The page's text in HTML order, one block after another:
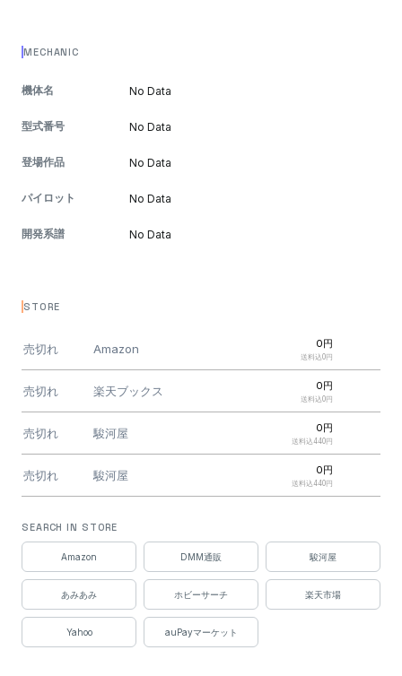
MECHANIC
機体名 No Data
型式番号 No Data
登場作品 No Data
パイロット No Data
開発系譜 No Data
STORE
売切れ Amazon 0円
送料込0円
売切れ 楽天ブックス 0円
送料込0円
売切れ 駿河屋 0円
送料込440円
売切れ 駿河屋 0円
送料込440円
DMM通販 0円
ぐるぐる王国 0円
送料込548円
売切れ ハピネット（Yahoo）
SEARCH IN STORE
Amazon DMM通販 駿河屋
あみあみ ホビーサーチ 楽天市場
Yahoo auPayマーケット